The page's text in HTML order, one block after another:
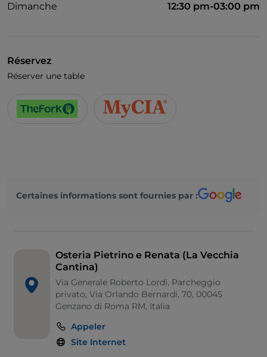
Dimanche
12:30 pm-03:00 pm
Réservez
Réserver une table
Certaines informations sont fournies par :
Osteria Pietrino e Renata (La Vecchia
Cantina)
Via Generale Roberto Lordi, Parcheggio
privato, Via Orlando Bernardi, 70, 00045
Genzano di Roma RM, Italia
Appeler
Site Internet